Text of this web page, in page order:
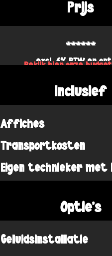
Prijs
******
excl. 6% BTW en
Bekijk hier onze
Inclusief
Affiches
Transportkosten
Eigen technieker
Optie's
Geluidsinstallatie